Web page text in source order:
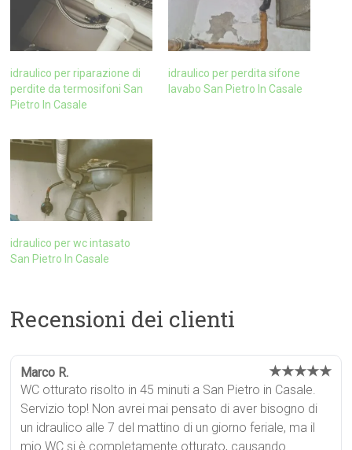
idraulico per riparazione di
perdite da termosifoni San
Pietro In Casale
idraulico per perdita sifone
lavabo San Pietro In Casale
idraulico per wc intasato
San Pietro In Casale
Recensioni dei clienti
Marco R. ★★★★★
WC otturato risolto in 45 minuti a San Pietro in Casale.
Servizio top! Non avrei mai pensato di aver bisogno di
un idraulico alle 7 del mattino di un giorno feriale, ma il
mio WC si è completamente otturato, causando